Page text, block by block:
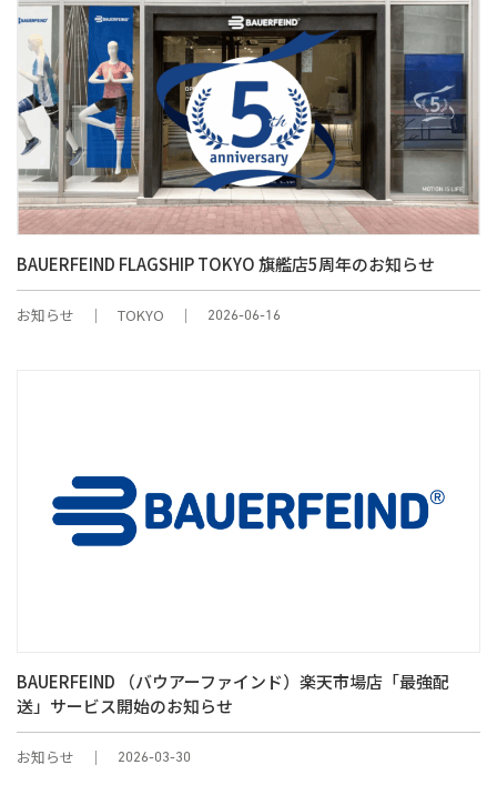
BAUERFEIND FLAGSHIP TOKYO 旗艦店5周年のお知らせ
お知らせ TOKYO 2026-06-16
BAUERFEIND （バウアーファインド）楽天市場店「最強配
送」サービス開始のお知らせ
お知らせ 2026-03-30